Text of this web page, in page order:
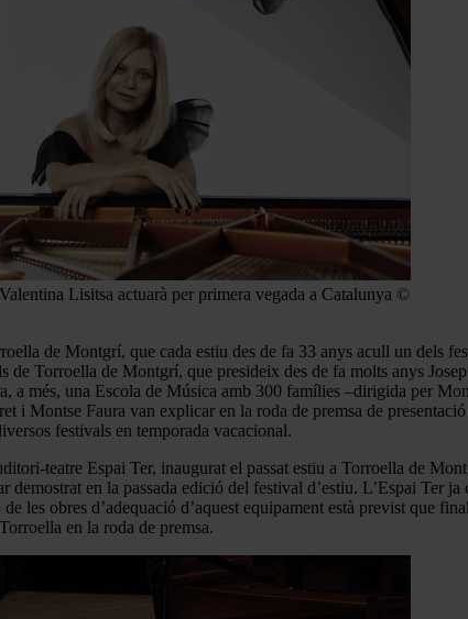
Lisitsa actuarà per primera vegada a Catalunya ©
de Montgrí, que cada estiu des de fa 33 anys acull un dels
de Torroella de Montgrí, que presideix des de fa molts anys
a més, una Escola de Música amb 300 famílies –dirigida per
i Montse Faura van explicar en la roda de premsa de
festivals en temporada vacacional.
teatre Espai Ter, inaugurat el passat estiu a Torroella de
demostrat en la passada edició del festival d’estiu. L’Espai Ter
les obres d’adequació d’aquest equipament està previst
en la roda de premsa.